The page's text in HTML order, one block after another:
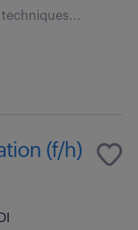
(f/h)